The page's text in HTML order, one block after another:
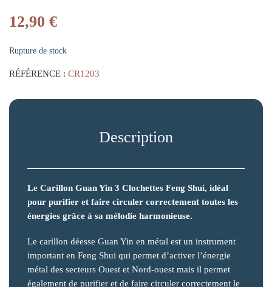
12,90 €
Rupture de stock
RÉFÉRENCE : CR1203
Description
Le Carillon Guan Yin 3 Clochettes Feng Shui, idéal
pour purifier et faire circuler correctement toutes les
énergies grâce à sa mélodie harmonieuse.
Le carillon déesse Guan Yin en métal est un instrument
important en Feng Shui qui permet d’activer l’énergie
métal des secteurs Ouest et Nord-ouest mais il permet
également de purifier et de faire circuler correctement le